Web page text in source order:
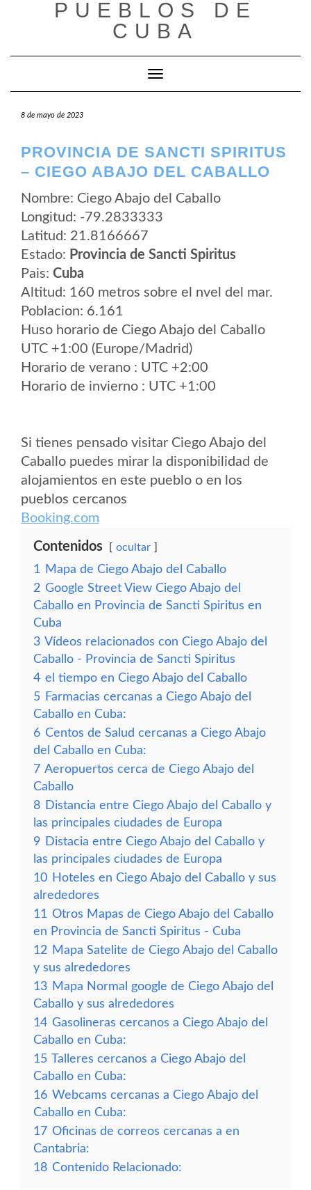
PUEBLOS DE
CUBA
Cambiar modo de navegación
8 de mayo de 2023
PROVINCIA DE SANCTI SPIRITUS
– CIEGO ABAJO DEL CABALLO
Nombre: Ciego Abajo del Caballo
Longitud: -79.2833333
Latitud: 21.8166667
Estado: Provincia de Sancti Spiritus
Pais: Cuba
Altitud: 160 metros sobre el nvel del mar.
Poblacion: 6.161
Huso horario de Ciego Abajo del Caballo
UTC +1:00 (Europe/Madrid)
Horario de verano : UTC +2:00
Horario de invierno : UTC +1:00
Si tienes pensado visitar Ciego Abajo del
Caballo puedes mirar la disponibilidad de
alojamientos en este pueblo o en los
pueblos cercanos
Booking.com
Contenidos ocultar
1
Mapa de Ciego Abajo del Caballo
2 Google Street View Ciego Abajo del
Caballo en Provincia de Sancti Spiritus en
Cuba
3 Vídeos relacionados con Ciego Abajo del
Caballo - Provincia de Sancti Spiritus
4 el tiempo en Ciego Abajo del Caballo
5 Farmacias cercanas a Ciego Abajo del
Caballo en Cuba:
6 Centos de Salud cercanas a Ciego Abajo
del Caballo en Cuba:
7 Aeropuertos cerca de Ciego Abajo del
Caballo
8 Distancia entre Ciego Abajo del Caballo y
las principales ciudades de Europa
9 Distacia entre Ciego Abajo del Caballo y
las principales ciudades de Europa
10 Hoteles en Ciego Abajo del Caballo y sus
alrededores
11 Otros Mapas de Ciego Abajo del Caballo
en Provincia de Sancti Spiritus - Cuba
12 Mapa Satelite de Ciego Abajo del Caballo
y sus alrededores
13 Mapa Normal google de Ciego Abajo del
Caballo y sus alrededores
14 Gasolineras cercanos a Ciego Abajo del
Caballo en Cuba:
15 Talleres cercanos a Ciego Abajo del
Caballo en Cuba:
16 Webcams cercanas a Ciego Abajo del
Caballo en Cuba:
17 Oficinas de correos cercanas a en
Cantabria:
18 Contenido Relacionado: